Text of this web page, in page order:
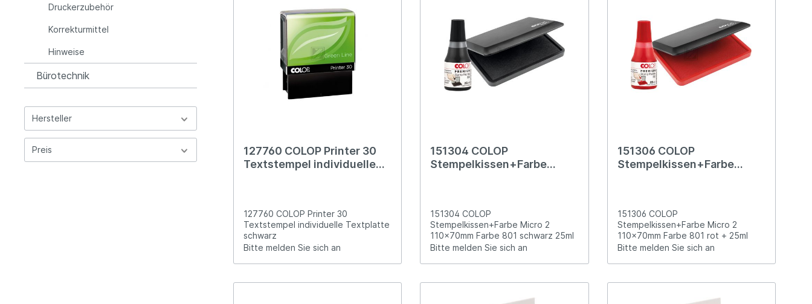
Druckerzubehör
Korrekturmittel
Hinweise
Bürotechnik
Hersteller
Preis
127760 COLOP Printer 30
Textstempel individuelle
127760 COLOP Printer 30
Textstempel individuelle Textplatte
schwarz
Bitte melden Sie sich an
151304 COLOP
Stempelkissen+Farbe
151304 COLOP
Stempelkissen+Farbe Micro 2
110x70mm Farbe 801 schwarz 25ml
Bitte melden Sie sich an
151306 COLOP
Stempelkissen+Farbe
151306 COLOP
Stempelkissen+Farbe Micro 2
110x70mm Farbe 801 rot + 25ml
Bitte melden Sie sich an